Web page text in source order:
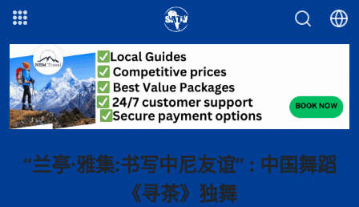
“兰亭·雅集:书写中尼友谊” : 中国舞蹈
《寻茶》独舞